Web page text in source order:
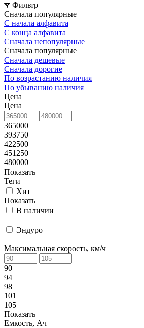
Фильтр
Сначала популярные
С начала алфавита
С конца алфавита
Сначала непопулярные
Сначала популярные
Сначала дешевые
Сначала дорогие
По возрастанию наличия
По убыванию наличия
Цена
Цена
365000
393750
422500
451250
480000
Показать
Теги
Хит
Показать
В наличии
Эндуро
Максимальная скорость, км/ч
90
94
98
101
105
Показать
Емкость, Ач